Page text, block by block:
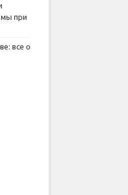
при
все о